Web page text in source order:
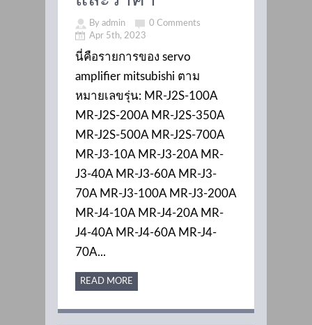
By admin
0 Comments
Apr 5th, 2023
นี่คือรายการของ servo
amplifier mitsubishi ตาม
หมายเลขรุ่น: MR-J2S-100A
MR-J2S-200A MR-J2S-350A
MR-J2S-500A MR-J2S-700A
MR-J3-10A MR-J3-20A MR-
J3-40A MR-J3-60A MR-J3-
70A MR-J3-100A MR-J3-200A
MR-J4-10A MR-J4-20A MR-
J4-40A MR-J4-60A MR-J4-
70A...
READ MORE